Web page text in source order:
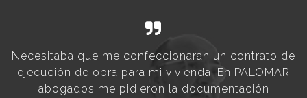
que me confeccionaran un contrato de
ejecución de obra para mi vivienda. En PALOMAR
abogados me pidieron la documentación